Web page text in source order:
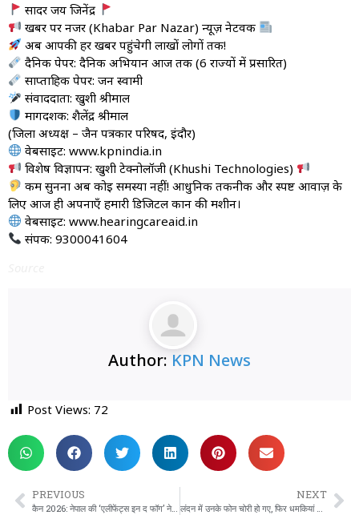
सादर जय जिनेंद्र
खबर पर नजर (Khabar Par Nazar) न्यूज़ नेटवर्क
अब आपकी हर खबर पहुंचेगी लाखों लोगों तक!
दैनिक पेपर: दैनिक अभियान आज तक (6 राज्यों में प्रसारित)
साप्ताहिक पेपर: जन स्वामी
संवाददाता: खुशी श्रीमाल
मार्गदर्शक: शैलेंद्र श्रीमाल
(जिला अध्यक्ष – जैन पत्रकार परिषद, इंदौर)
वेबसाइट: www.kpnindia.in
विशेष विज्ञापन: खुशी टेक्नोलॉजी (Khushi Technologies)
कम सुनना अब कोई समस्या नहीं! आधुनिक तकनीक और स्पष्ट आवाज़ के
लिए आज ही अपनाएँ हमारी डिजिटल कान की मशीन।
वेबसाइट: www.hearingcareaid.in
संपर्क: 9300041604
Author: KPN News
Post Views: 72
PREVIOUS
कैन 2026: नेपाल की ‘एलीफेंट्स इन द फॉग’ ने इतिहास रचते हुए जीता अन सर्टेन रीगार्ड जूरी पुरस्कार
NEXT